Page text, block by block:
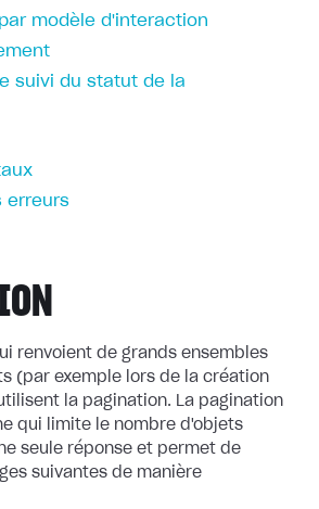
modèle d'interaction
suivi du statut de la
erreurs
renvoient de grands ensembles
(par exemple lors de la création
la pagination. La pagination
qui limite le nombre d'objets
seule réponse et permet de
suivantes de manière